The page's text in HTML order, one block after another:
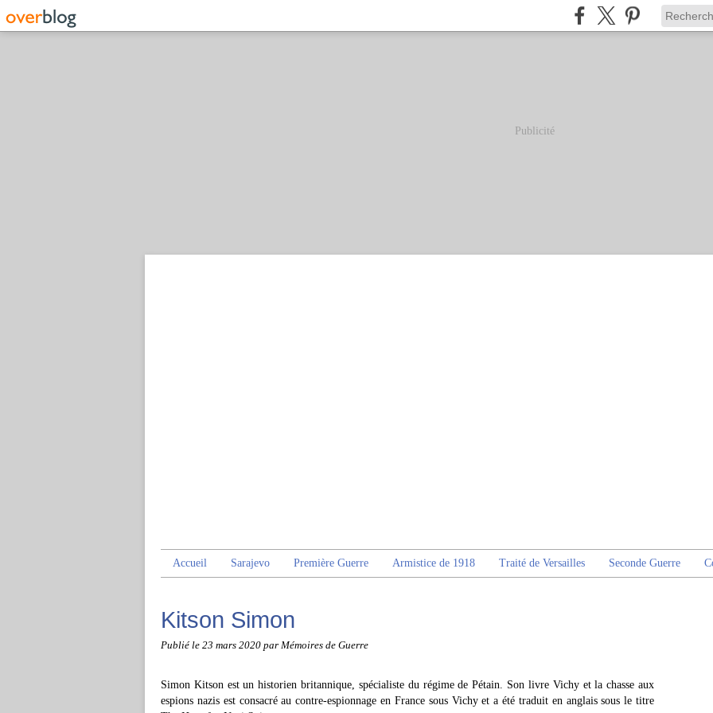
Publicité
Accueil Sarajevo Première Guerre Armistice de 1918 Traité de Versailles Seconde Guerre
Kitson Simon
Publié le 23 mars 2020 par Mémoires de Guerre
Simon Kitson est un historien britannique, spécialiste du régime de Pétain. Son livre Vichy et la chasse aux
espions nazis est consacré au contre-espionnage en France sous Vichy et a été traduit en anglais sous le titre